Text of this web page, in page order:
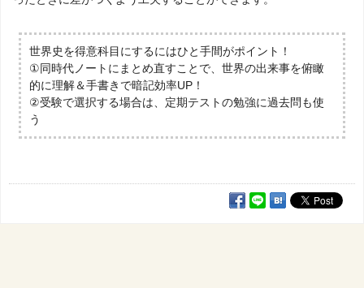
世界史を得意科目にするにはひと手間がポイント！
①同時代ノートにまとめ直すことで、世界の出来事を俯瞰
的に理解＆手書きで暗記効率UP！
②受験で選択する場合は、定期テストの勉強に過去問も使
う